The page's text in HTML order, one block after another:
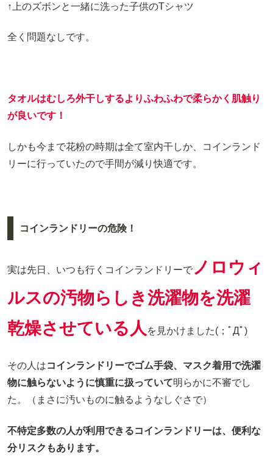
↑上のズボンと一緒に洗った子供のTシャツ
全く問題なしです。
タオルはむしろ外干しするよりふわふわで柔らかく肌触り
が良いです！
しかも今まで花粉の時期は全て室内干しか、コインランド
リーに行っていたので手間が減り快適です。
コインランドリーの危険！
実は先日、いつも行くコインランドリーで ノロウィ
ルスの汚物らしき洗濯物を洗濯
乾燥させている人 を見かけました(；ﾟДﾟ)
その人はコインランドリーでゴム手袋、マスク着用で洗濯
物に触らないように慎重に扱っていて明らかに不審でし
た。（まさに汚いものに触るようなしぐさで）
不特定多数の人が利用できるコインランドリーは、便利な
分リスクもあります。